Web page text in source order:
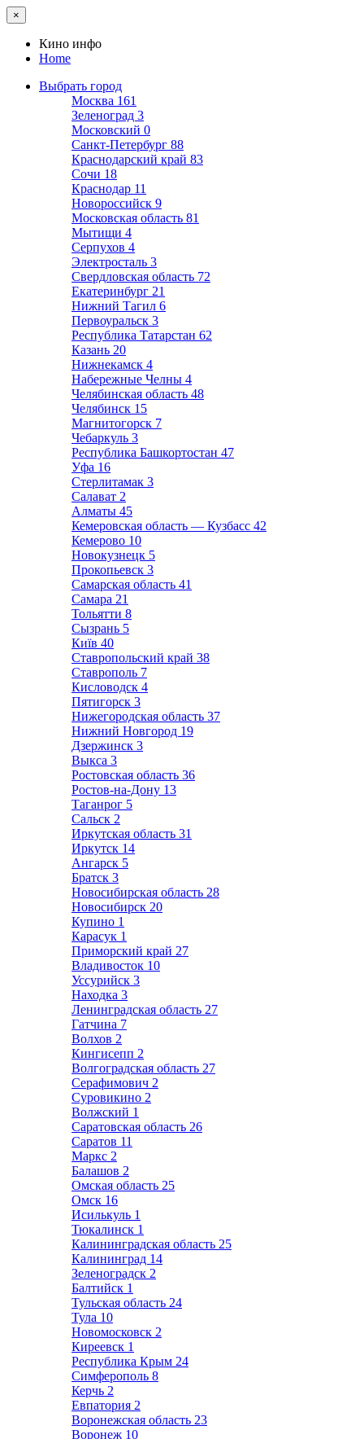
×
Кино инфо
Home
Выбрать город
Москва 161
Зеленоград 3
Московский 0
Санкт-Петербург 88
Краснодарский край 83
Сочи 18
Краснодар 11
Новороссийск 9
Московская область 81
Мытищи 4
Серпухов 4
Электросталь 3
Свердловская область 72
Екатеринбург 21
Нижний Тагил 6
Первоуральск 3
Республика Татарстан 62
Казань 20
Нижнекамск 4
Набережные Челны 4
Челябинская область 48
Челябинск 15
Магнитогорск 7
Чебаркуль 3
Республика Башкортостан 47
Уфа 16
Стерлитамак 3
Салават 2
Алматы 45
Кемеровская область — Кузбасс 42
Кемерово 10
Новокузнецк 5
Прокопьевск 3
Самарская область 41
Самара 21
Тольятти 8
Сызрань 5
Київ 40
Ставропольский край 38
Ставрополь 7
Кисловодск 4
Пятигорск 3
Нижегородская область 37
Нижний Новгород 19
Дзержинск 3
Выкса 3
Ростовская область 36
Ростов-на-Дону 13
Таганрог 5
Сальск 2
Иркутская область 31
Иркутск 14
Ангарск 5
Братск 3
Новосибирская область 28
Новосибирск 20
Купино 1
Карасук 1
Приморский край 27
Владивосток 10
Уссурийск 3
Находка 3
Ленинградская область 27
Гатчина 7
Волхов 2
Кингисепп 2
Волгоградская область 27
Серафимович 2
Суровикино 2
Волжский 1
Саратовская область 26
Саратов 11
Маркс 2
Балашов 2
Омская область 25
Омск 16
Исилькуль 1
Тюкалинск 1
Калининградская область 25
Калининград 14
Зеленоградск 2
Балтийск 1
Тульская область 24
Тула 10
Новомосковск 2
Киреевск 1
Республика Крым 24
Симферополь 8
Керчь 2
Евпатория 2
Воронежская область 23
Воронеж 10